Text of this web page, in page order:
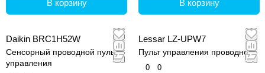
В корзину В корзину
Daikin BRC1H52W
Сенсорный проводной пульт
управления
Lessar LZ-UPW7
Пульт управления проводной
0 0